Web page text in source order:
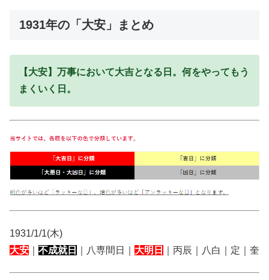
1931年の「大安」まとめ
【大安】万事において大吉となる日。何をやってもう
まくいく日。
1931/1/1(木)
大安
不成就日 ｜八専間日｜ 大明日 ｜丙辰｜八白｜定｜奎